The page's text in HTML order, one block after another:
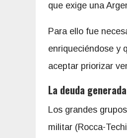
que exige una
Para ello fue
enriqueciéndose y
aceptar priorizar
La deuda
Los grandes
militar (Rocca-